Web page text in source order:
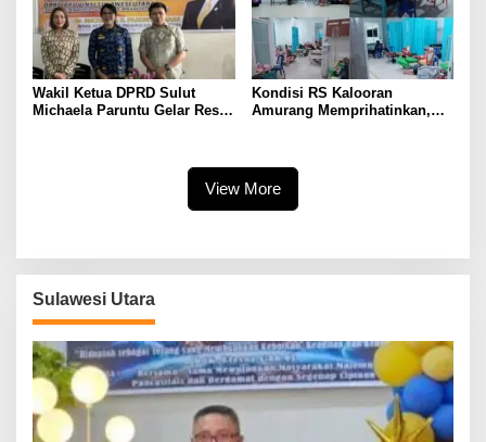
Wakil Ketua DPRD Sulut
Michaela Paruntu Gelar Reses
Kondisi RS Kalooran
Amurang Memprihatinkan,
Gubernur
View More
Sulawesi Utara